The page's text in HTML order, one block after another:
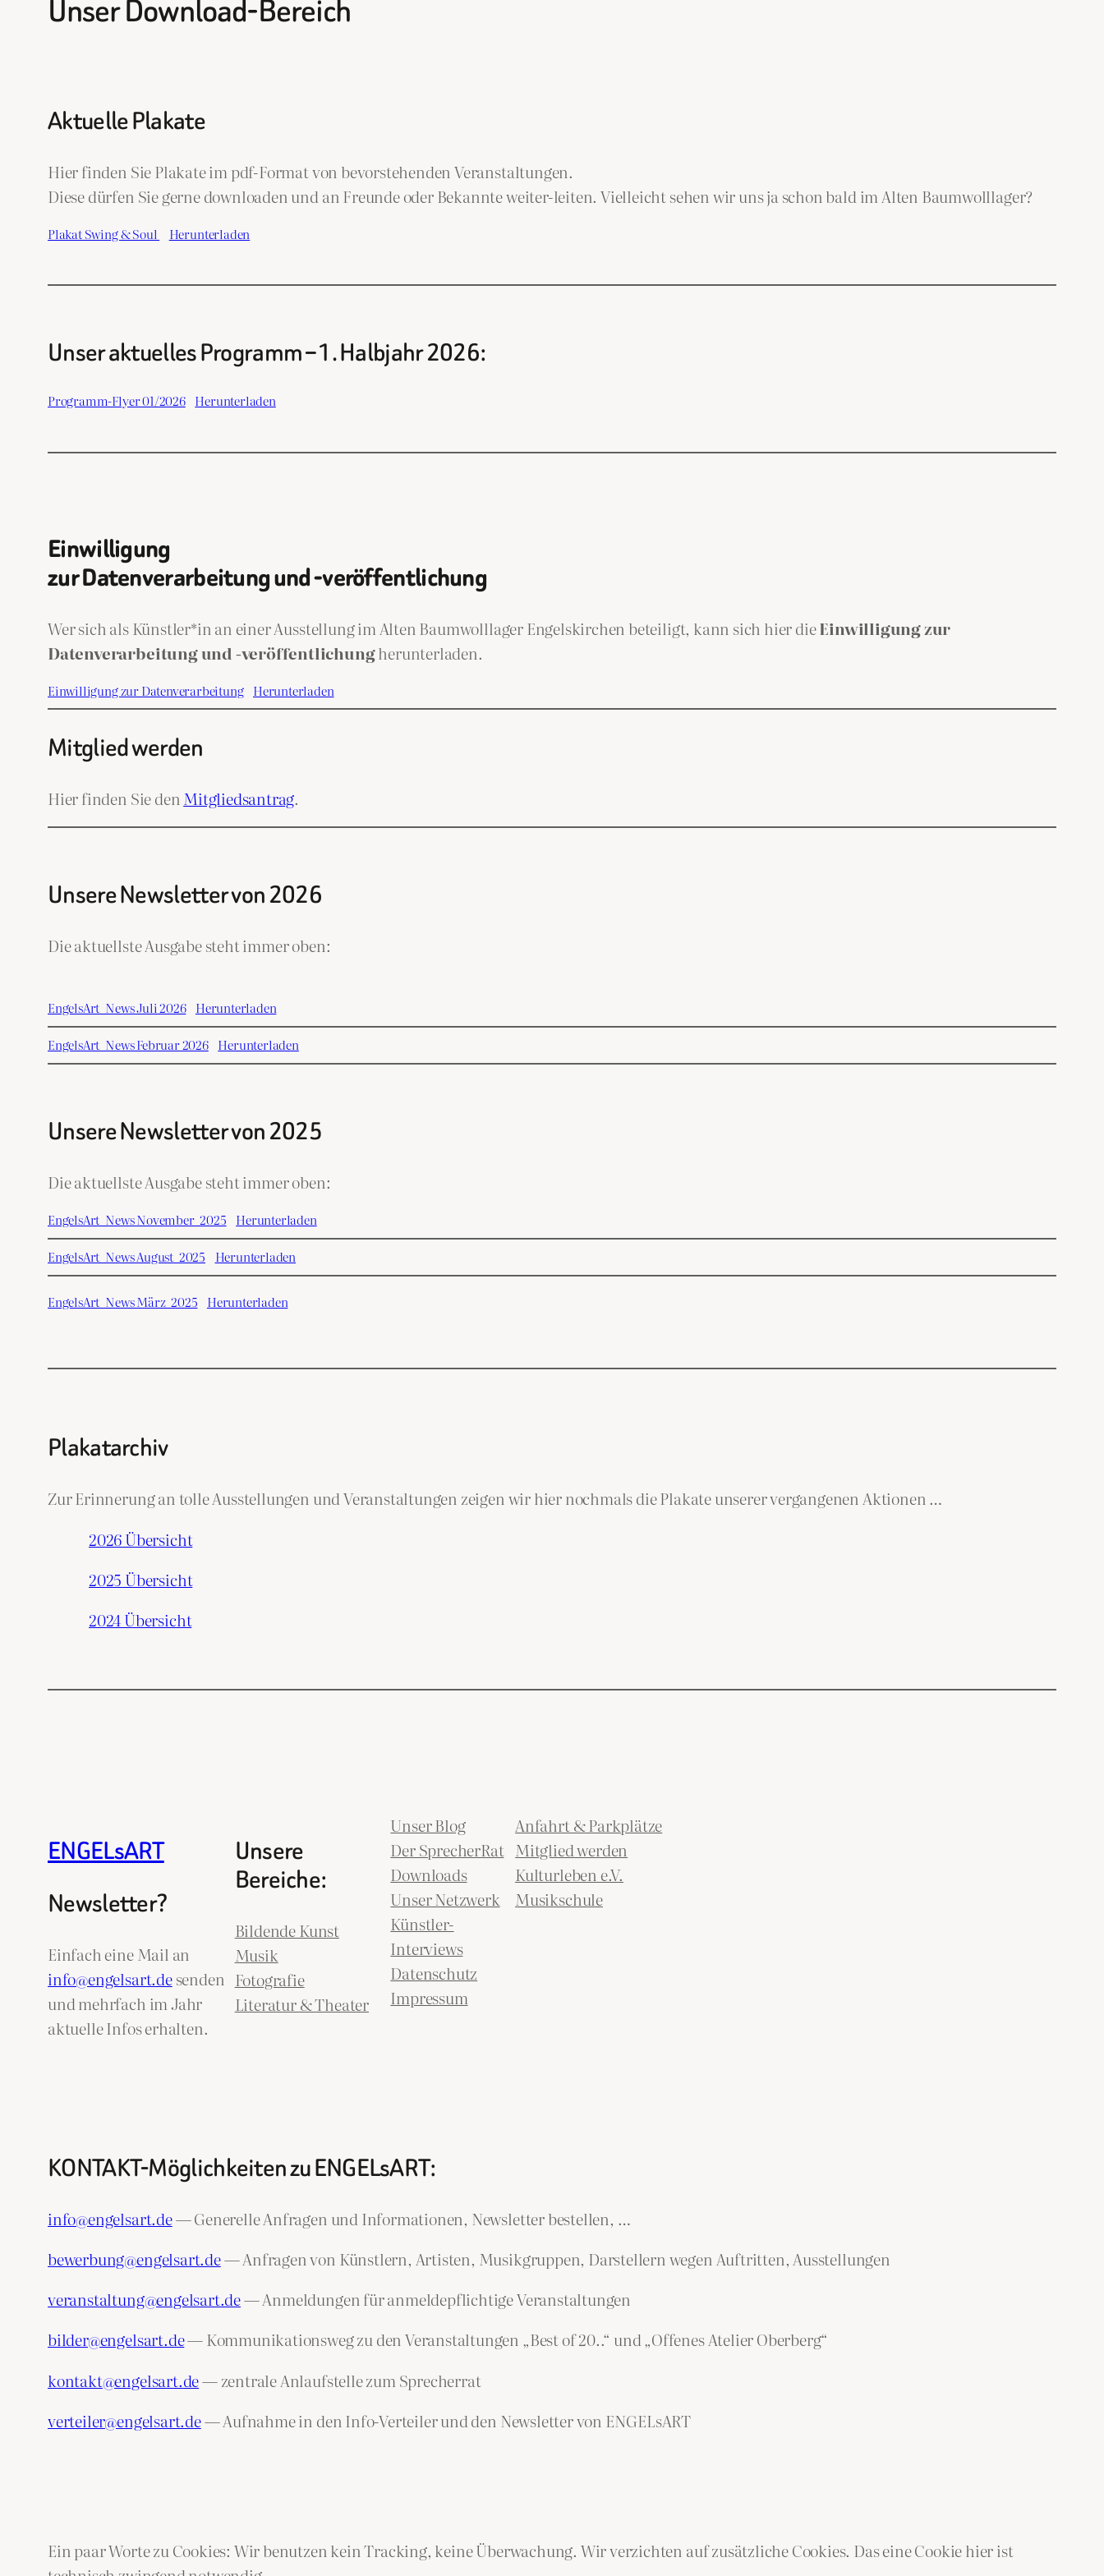
Unser Download-Bereich
Aktuelle Plakate
Hier finden Sie Plakate im pdf-Format von bevorstehenden Veranstaltungen.
Diese dürfen Sie gerne downloaden und an Freunde oder Bekannte weiter-leiten. Vielleicht sehen wir uns ja schon bald im Alten Baumwolllager?
Plakat Swing & Soul Herunterladen
Unser aktuelles Programm – 1. Halbjahr 2026:
Programm-Flyer 01/2026 Herunterladen
Einwilligung
zur Datenverarbeitung und -veröffentlichung
Wer sich als Künstler*in an einer Ausstellung im Alten Baumwolllager Engelskirchen beteiligt, kann sich hier dieEinwilligung zur
Datenverarbeitung und -veröffentlichungherunterladen.
Einwilligung zur Datenverarbeitung Herunterladen
Mitglied werden
Hier finden Sie denMitgliedsantrag.
Unsere Newsletter von 2026
Die aktuellste Ausgabe steht immer oben:
EngelsArt_News Juli 2026 Herunterladen
EngelsArt_News Februar 2026 Herunterladen
Unsere Newsletter von 2025
Die aktuellste Ausgabe steht immer oben:
EngelsArt_News November_2025 Herunterladen
EngelsArt_News August_2025
Herunterladen
EngelsArt_News März_2025 Herunterladen
Plakatarchiv
Zur Erinnerung an tolle Ausstellungen und Veranstaltungen zeigen wir hier nochmals die Plakate unserer vergangenen Aktionen …
2026 Übersicht
2025 Übersicht
2024 Übersicht
ENGELsART
Newsletter?
Einfach eine Mail an
info@engelsart.desenden
und mehrfach im Jahr
aktuelle Infos erhalten.
Unsere
Bereiche:
Bildende Kunst
Musik
Fotografie
Literatur & Theater
Unser Blog
Der SprecherRat
Downloads
Unser Netzwerk
Künstler-
Interviews
Datenschutz
Impressum
Anfahrt & Parkplätze
Mitglied werden
Kulturleben e.V.
Musikschule
KONTAKT-Möglichkeiten zu ENGELsART:
info@engelsart.de— Generelle Anfragen und Informationen, Newsletter bestellen, …
bewerbung@engelsart.de— Anfragen von Künstlern, Artisten, Musikgruppen, Darstellern wegen Auftritten, Ausstellungen
veranstaltung@engelsart.de— Anmeldungen für anmeldepflichtige Veranstaltungen
bilder@engelsart.de— Kommunikationsweg zu den Veranstaltungen „Best of 20..“ und „Offenes Atelier Oberberg“
kontakt@engelsart.de— zentrale Anlaufstelle zum Sprecherrat
verteiler@engelsart.de— Aufnahme in den Info-Verteiler und den Newsletter von ENGELsART
Ein paar Worte zu Cookies: Wir benutzen kein Tracking, keine Überwachung. Wir verzichten auf zusätzliche Cookies. Das eine Cookie hier ist